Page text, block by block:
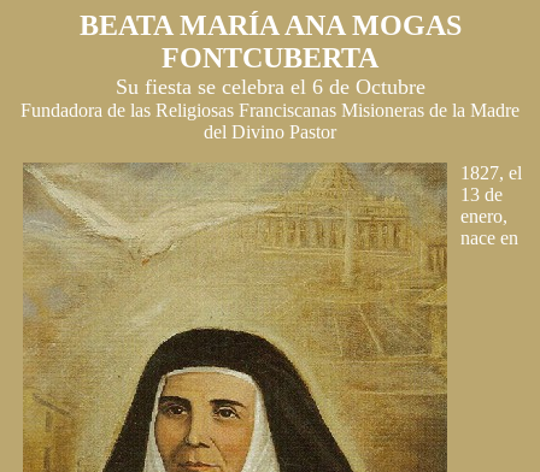
BEATA MARÍA ANA MOGAS
FONTCUBERTA
Su fiesta se celebra el 6 de Octubre
Fundadora de las Religiosas Franciscanas Misioneras de la Madre
del Divino Pastor
1827, el
13 de
enero,
nace en